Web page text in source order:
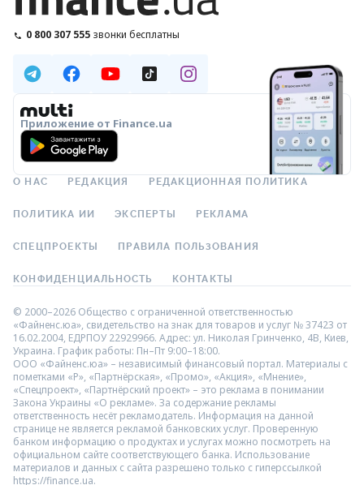
0 800 307 555 звонки бесплатны
Приложение от Finance.ua
О НАС РЕДАКЦИЯ РЕДАКЦИОННАЯ ПОЛИТИКА
ПОЛИТИКА ИИ ЭКСПЕРТЫ РЕКЛАМА
СПЕЦПРОЕКТЫ ПРАВИЛА ПОЛЬЗОВАНИЯ
КОНФИДЕНЦИАЛЬНОСТЬ КОНТАКТЫ
© 2000–2026 Общество с ограниченной ответственностью
«Файненс.юа», свидетельство на знак для товаров и услуг № 37423 от
16.02.2004, ЕДРПОУ 22929966. Адрес: ул. Николая Гринченко, 4В, Киев,
Украина. График работы: Пн–Пт 9:00–18:00.
ООО «Файненс.юа» – независимый финансовый портал. Материалы с
пометками «Р», «Партнёрская», «Промо», «Акция», «Мнение»,
«Спецпроект», «Партнёрский проект» – это реклама в понимании
Закона Украины «О рекламе». За содержание рекламы
ответственность несёт рекламодатель. Информация на данной
странице не является рекламой банковских услуг. Проверенную
банком информацию о продуктах и услугах можно посмотреть на
официальном сайте соответствующего банка. Использование
материалов и данных с сайта разрешено только с гиперссылкой
https://finance.ua.